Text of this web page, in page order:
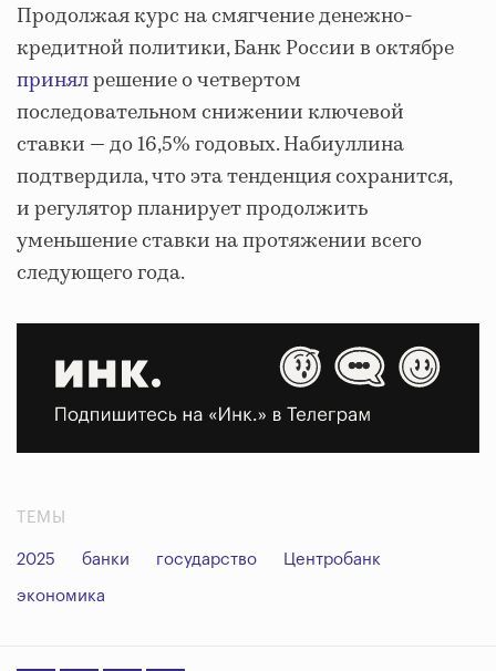
Продолжая курс на смягчение денежно-
кредитной политики, Банк России в октябре
принялрешение о четвертом
последовательном снижении ключевой
ставки — до 16,5% годовых. Набиуллина
подтвердила, что эта тенденция сохранится,
и регулятор планирует продолжить
уменьшение ставки на протяжении всего
следующего года.
ТЕМЫ
2025 банки государство Центробанк
экономика